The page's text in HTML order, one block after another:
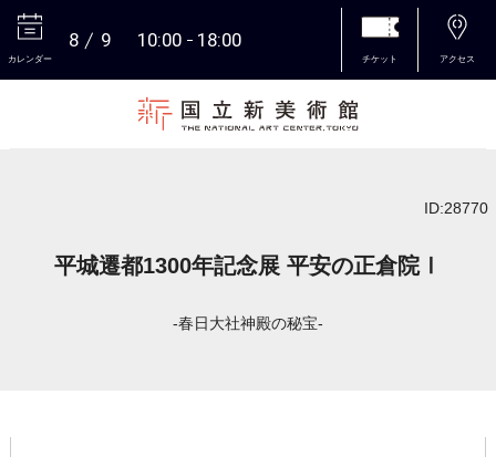
カレンダー
8 9 10:00 18:00
チケット アクセス
ID:28770
平城遷都1300年記念展 平安の正倉院Ⅰ
‐春日大社神殿の秘宝‐